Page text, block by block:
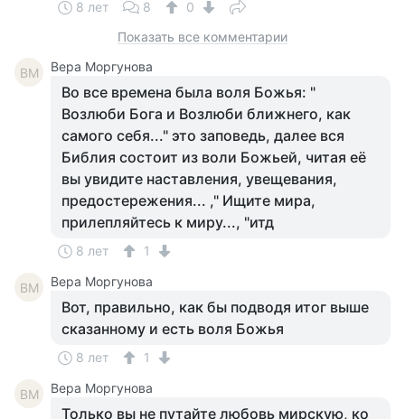
8 лет 8
0
Показать все комментарии
ВМ Вера Моргунова
Во все времена была воля Божья: "
Возлюби Бога и Возлюби ближнего, как
самого себя..." это заповедь, далее вся
Библия состоит из воли Божьей, читая её
вы увидите наставления, увещевания,
предостережения... ," Ищите мира,
прилепляйтесь к миру..., "итд
8 лет 1
ВМ Вера Моргунова
Вот, правильно, как бы подводя итог выше
сказанному и есть воля Божья
8 лет 1
ВМ Вера Моргунова
Только вы не путайте любовь мирскую, ко